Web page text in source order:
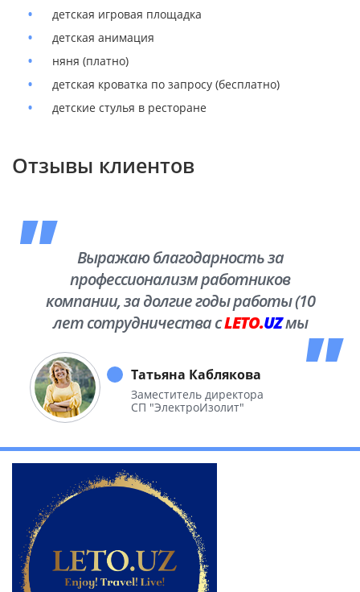
детская игровая площадка
детская анимация
няня (платно)
детская кроватка по запросу (бесплатно)
детские стулья в ресторане
Отзывы клиентов
Выражаю благодарность за
профессионализм работников
компании, за долгие годы работы (10
лет сотрудничества сLETO.UZмы
необъятной Родины.
Татьяна Каблякова
Заместитель директора
СП "ЭлектроИзолит"